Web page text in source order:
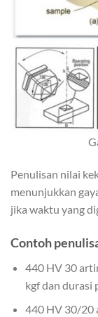
Penulisan nilai
menunjukkan
jika waktu yang
Contoh
440 HV 30
kgf dan durasi
440 HV 30/20